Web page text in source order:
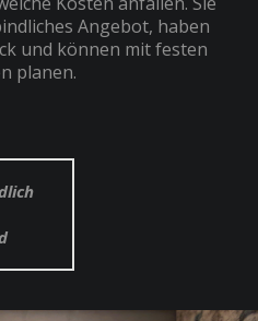
Angebot, haben
und können mit festen
planen.